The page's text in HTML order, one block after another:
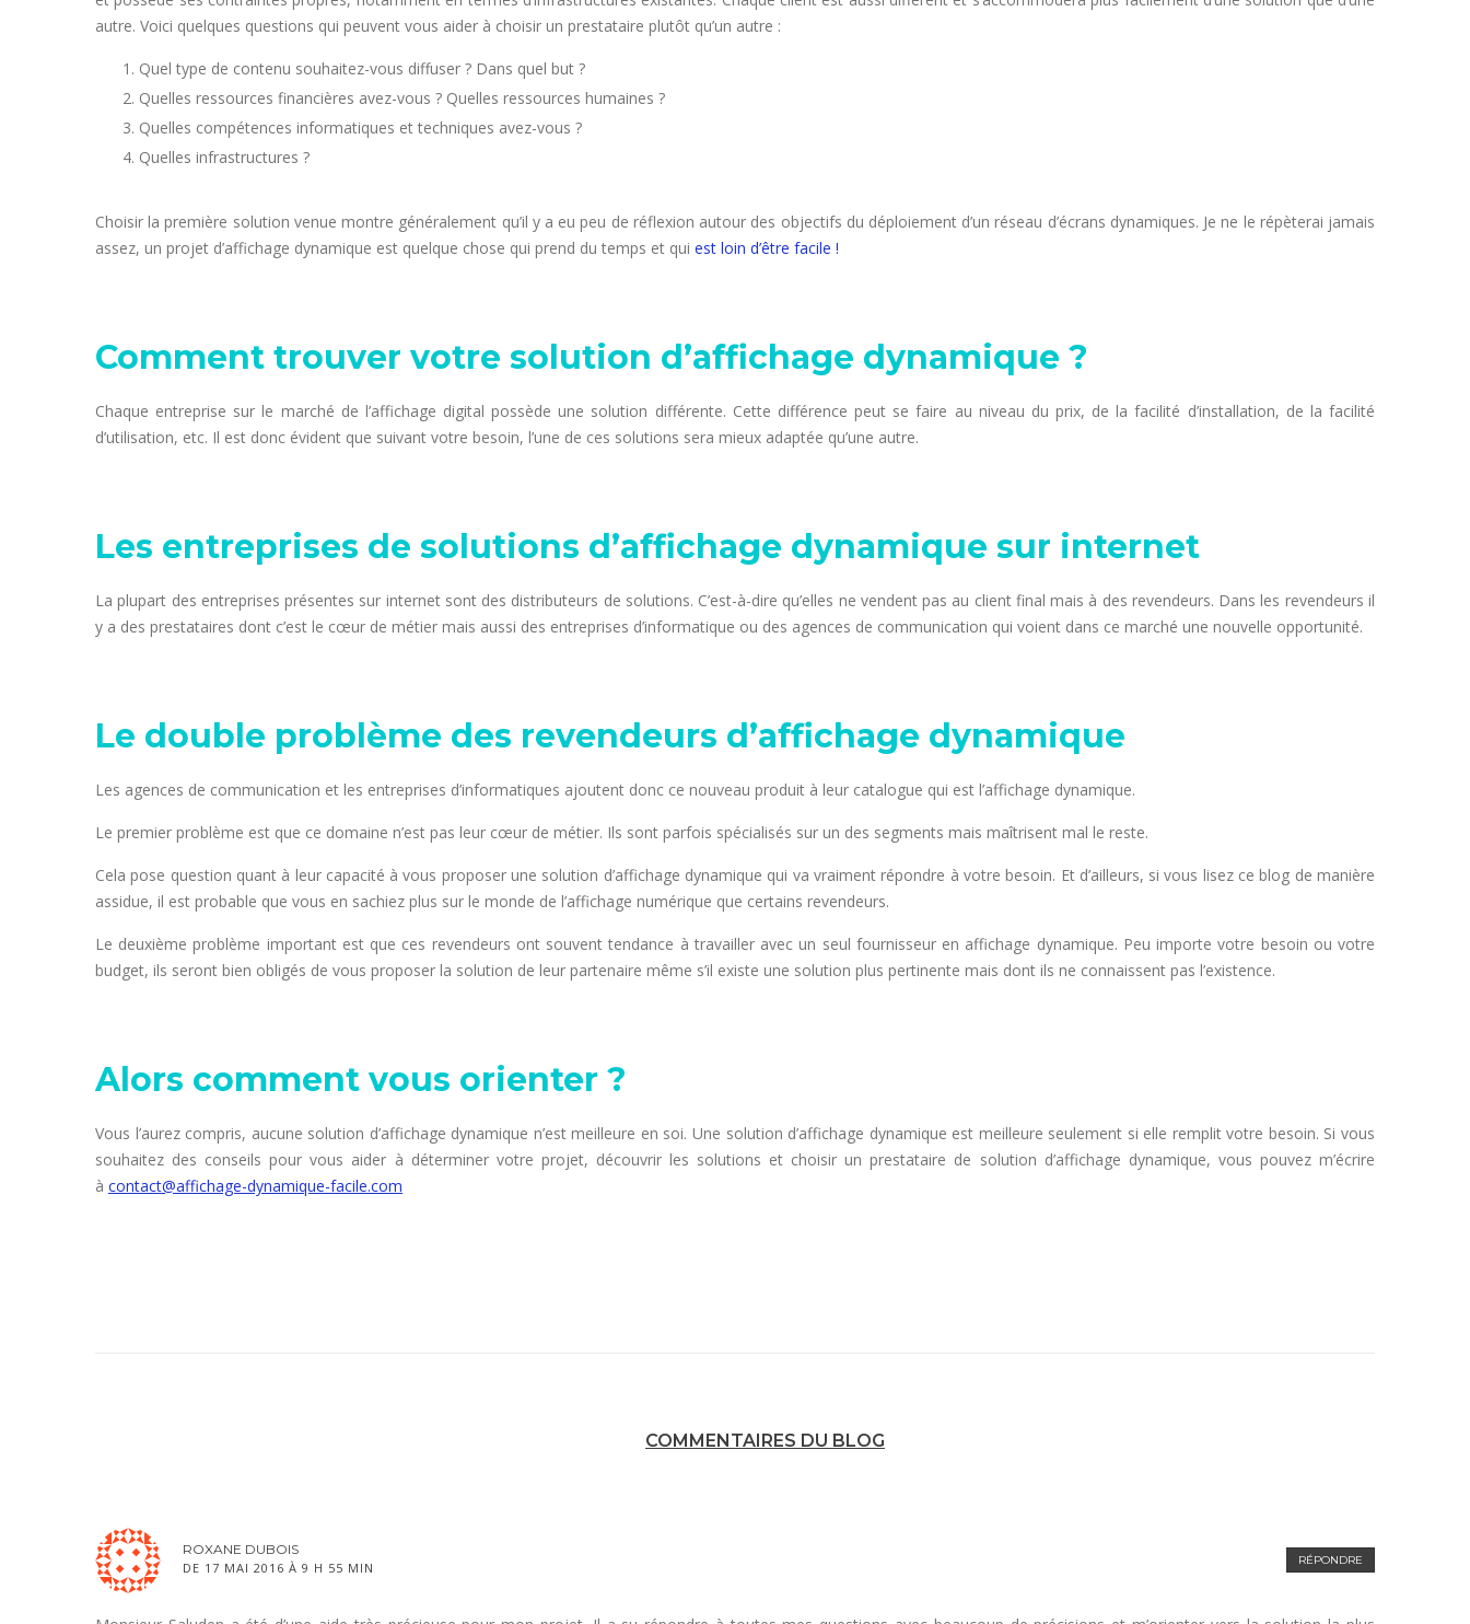
autre. Voici quelques questions qui peuvent vous aider à choisir un prestataire plutôt qu’un autre :
Quel type de contenu souhaitez-vous diffuser ? Dans quel but ?
Quelles ressources financières avez-vous ? Quelles ressources humaines ?
Quelles compétences informatiques et techniques avez-vous ?
Quelles infrastructures ?
Choisir la première solution venue montre généralement qu’il y a eu peu de réflexion autour des objectifs du déploiement d’un réseau d’écrans dynamiques. Je ne le répèterai jamais
assez, un projet d’affichage dynamique est quelque chose qui prend du temps et qui est loin d’être facile !
Comment trouver votre solution d’affichage dynamique ?
Chaque entreprise sur le marché de l’affichage digital possède une solution différente. Cette différence peut se faire au niveau du prix, de la facilité d’installation, de la facilité
d’utilisation, etc. Il est donc évident que suivant votre besoin, l’une de ces solutions sera mieux adaptée qu’une autre.
Les entreprises de solutions d’affichage dynamique sur internet
La plupart des entreprises présentes sur internet sont des distributeurs de solutions. C’est-à-dire qu’elles ne vendent pas au client final mais à des revendeurs. Dans les revendeurs il
y a des prestataires dont c’est le cœur de métier mais aussi des entreprises d’informatique ou des agences de communication qui voient dans ce marché une nouvelle opportunité.
Le double problème des revendeurs d’affichage dynamique
Les agences de communication et les entreprises d’informatiques ajoutent donc ce nouveau produit à leur catalogue qui est l’affichage dynamique.
Le premier problème est que ce domaine n’est pas leur cœur de métier. Ils sont parfois spécialisés sur un des segments mais maîtrisent mal le reste.
Cela pose question quant à leur capacité à vous proposer une solution d’affichage dynamique qui va vraiment répondre à votre besoin. Et d’ailleurs, si vous lisez ce blog de manière
assidue, il est probable que vous en sachiez plus sur le monde de l’affichage numérique que certains revendeurs.
Le deuxième problème important est que ces revendeurs ont souvent tendance à travailler avec un seul fournisseur en affichage dynamique. Peu importe votre besoin ou votre
budget, ils seront bien obligés de vous proposer la solution de leur partenaire même s’il existe une solution plus pertinente mais dont ils ne connaissent pas l’existence.
Alors comment vous orienter ?
Vous l’aurez compris, aucune solution d’affichage dynamique n’est meilleure en soi. Une solution d’affichage dynamique est meilleure seulement si elle remplit votre besoin. Si vous
souhaitez des conseils pour vous aider à déterminer votre projet, découvrir les solutions et choisir un prestataire de solution d’affichage dynamique, vous pouvez m’écrire
à contact@affichage-dynamique-facile.com
COMMENTAIRES DU BLOG
RÉPONDRE
ROXANE DUBOIS
DE 17 MAI 2016 À 9 H 55 MIN